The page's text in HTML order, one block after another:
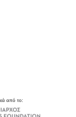
από το: